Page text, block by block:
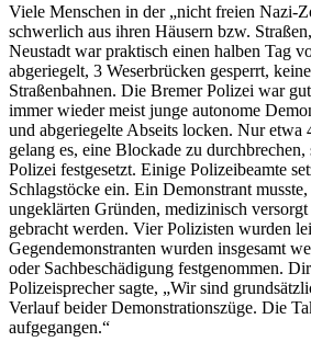
Viele Menschen in der „nicht freien Nazi-
schwerlich aus ihren Häusern bzw.
Neustadt war praktisch einen halben Tag
abgeriegelt, 3 Weserbrücken gesperrt,
Straßenbahnen. Die Bremer Polizei war
immer wieder meist junge autonome
und abgeriegelte Abseits locken. Nur etwa
gelang es, eine Blockade zu
Polizei festgesetzt. Einige Polizeibeamte
Schlagstöcke ein. Ein Demonstrant
ungeklärten Gründen, medizinisch
gebracht werden. Vier Polizisten wurden
Gegendemonstranten wurden insgesamt
oder Sachbeschädigung festgenommen.
Polizeisprecher sagte, „Wir sind
Verlauf beider Demonstrationszüge. Die
aufgegangen.“